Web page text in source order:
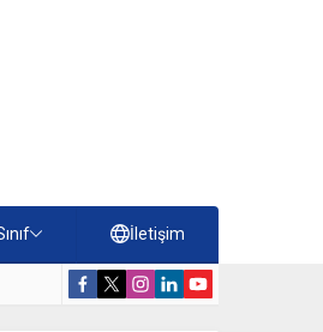
İletişim